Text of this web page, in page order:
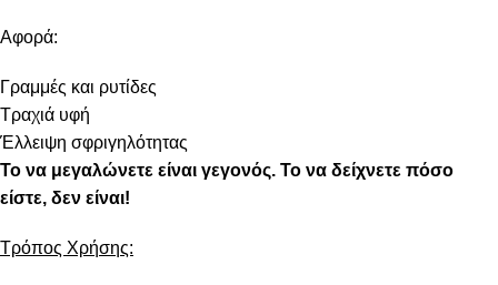
Αφορά:
Γραμμές και ρυτίδες
Τραχιά υφή
Έλλειψη σφριγηλότητας
To να μεγαλώνετε είναι γεγονός. Το να δείχνετε πόσο
είστε, δεν είναι!
Τρόπος Χρήσης: